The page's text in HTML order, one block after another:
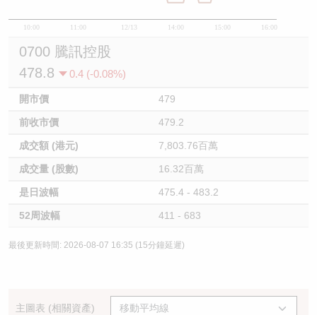
10:00 11:00 12/13 14:00 15:00 16:00
0700 騰訊控股
478.8
0.4 (-0.08%)
開市價 479
前收市價 479.2
成交額 (港元) 7,803.76百萬
成交量 (股數) 16.32百萬
是日波幅 475.4 - 483.2
52周波幅 411 - 683
最後更新時間: 2026-08-07 16:35 (15分鐘延遲)
主圖表 (相關資產)